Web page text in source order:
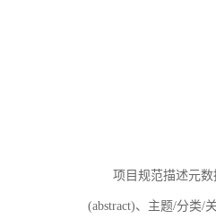
项目规范描述元
(abstract)、主题/分类/